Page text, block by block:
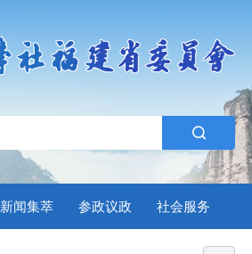
新闻集萃 参政议政 社会服务